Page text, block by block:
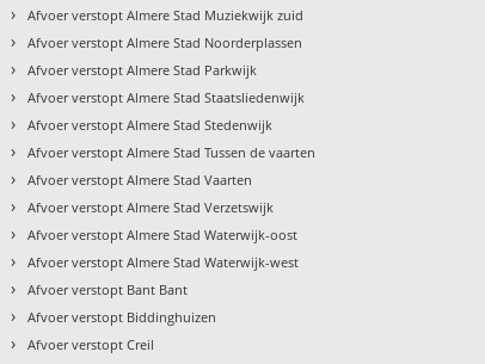
› Afvoer verstopt Almere Stad Muziekwijk zuid
› Afvoer verstopt Almere Stad Noorderplassen
› Afvoer verstopt Almere Stad Parkwijk
› Afvoer verstopt Almere Stad Staatsliedenwijk
› Afvoer verstopt Almere Stad Stedenwijk
› Afvoer verstopt Almere Stad Tussen de vaarten
› Afvoer verstopt Almere Stad Vaarten
› Afvoer verstopt Almere Stad Verzetswijk
› Afvoer verstopt Almere Stad Waterwijk-oost
› Afvoer verstopt Almere Stad Waterwijk-west
› Afvoer verstopt Bant Bant
› Afvoer verstopt Biddinghuizen
› Afvoer verstopt Creil